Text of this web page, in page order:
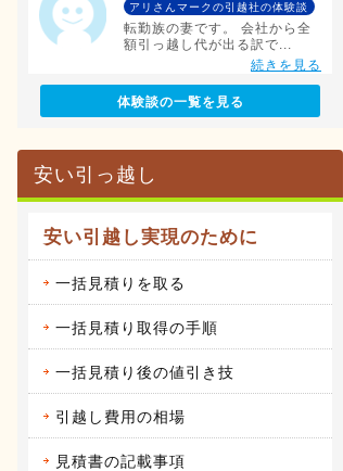
アリさんマークの引越社の体験談
転勤族の妻です。 会社から全
額引っ越し代が出る訳で...
続きを見る
2016.04.14
サカイ引越センターの体験談
アート引越センターの体験談
私は、仕事の関係で人事異動が
2016.04.12
アーク引越しセンターの体験談
昨年の９月に引越しをしまし
2016.04.14
ヤマトホームコンビニエンスの体
体験談の一覧を見る
安い引っ越し
安い引越し実現のために
一括見積りを取る
一括見積り取得の手順
一括見積り後の値引き技
引越し費用の相場
見積書の記載事項